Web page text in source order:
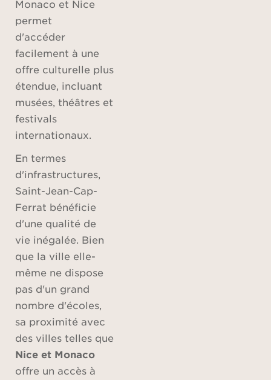
Monaco et Nice
permet
d'accéder
facilement à une
offre culturelle plus
étendue, incluant
musées, théâtres et
festivals
internationaux.
En termes
d'infrastructures,
Saint-Jean-Cap-
Ferrat bénéficie
d'une qualité de
vie inégalée. Bien
que la ville elle-
même ne dispose
pas d'un grand
nombre d'écoles,
sa proximité avec
des villes telles que
Nice et Monaco
offre un accès à